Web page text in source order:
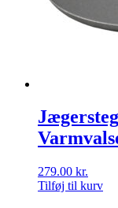
279.00 kr.
Tilføj til kurv